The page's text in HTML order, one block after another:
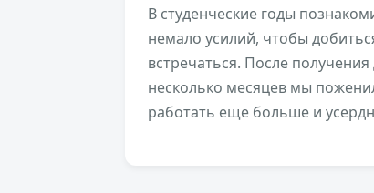
В студенческие годы
немало усилий, чтобы
встречаться. После
несколько месяцев мы
работать еще больше и